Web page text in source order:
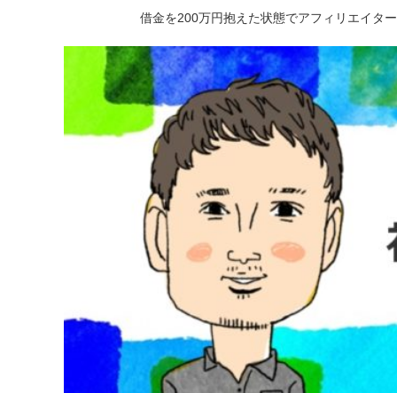
借金を200万円抱えた状態でアフィリエイタ